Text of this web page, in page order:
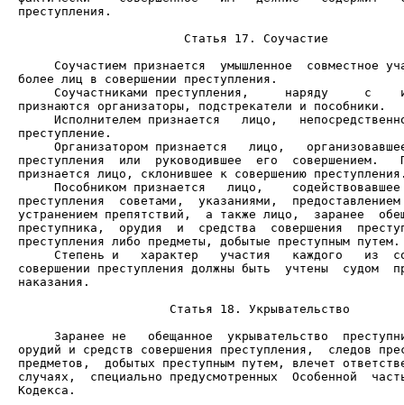
преступления.
                       Статья 17. Соучастие
Соучастием признается  умышленное  совместное
Соучастниками преступления,     наряду     с
Исполнителем признается   лицо,
Организатором признается   лицо,
преступления  или  руководившее  его  совершением.
Пособником признается   лицо,
преступления  советами,  указаниями,
устранением препятствий,  а также лицо,  заранее
преступника,  орудия  и  средства  совершения
Степень и   характер   участия   каждого   из
совершении преступления должны быть  учтены  судом
наказания.
                     Статья 18. Укрывательство
Заранее не   обещанное  укрывательство
орудий и средств совершения преступления,  следов
предметов,  добытых преступным путем, влечет
случаях,  специально предусмотренных  Особенной
Кодекса.